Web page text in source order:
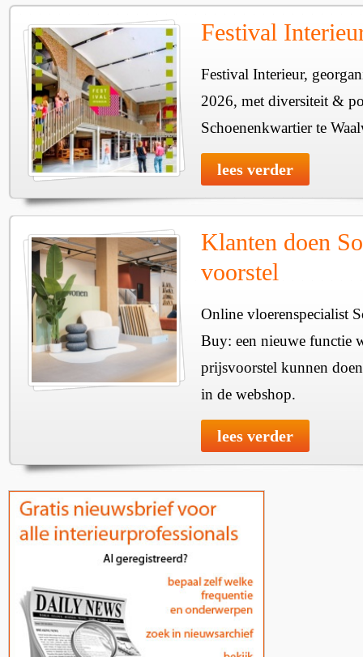
Festival
Festival Interieur,
2026, met diversiteit &
Schoenenkwartier te
lees verder
Klanten doen
voorstel
Online vloerenspecialist
Buy: een nieuwe functie
prijsvoorstel kunnen
in de webshop.
lees verder